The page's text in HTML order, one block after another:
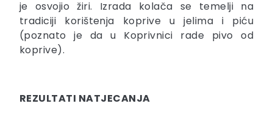
je osvojio žiri. Izrada kolača se temelji na
tradiciji korištenja koprive u jelima i piću
(poznato je da u Koprivnici rade pivo od
koprive).
REZULTATI NATJECANJA